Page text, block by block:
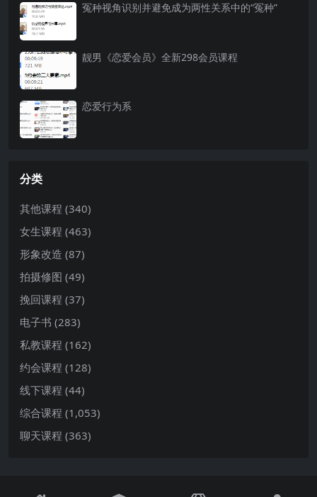
冤种视角识别并避免成为两性关系中的“冤种”
靓男《恋爱会员》全新298会员课程
恋爱行为系
分类
其他课程 (340)
女生课程 (463)
形象改造 (87)
拍摄修图 (49)
挽回课程 (37)
电子书 (283)
私教课程 (162)
约会课程 (128)
线下课程 (44)
综合课程 (1,053)
聊天课程 (363)